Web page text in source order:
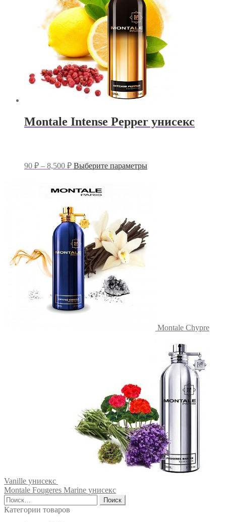
выбрать
странице
товара.
Montale Intense Pepper унисекс
90 ₽ – 8,500 ₽Диапазон
–
Выберите параметрыЭтот
на
Montale Chypre
Vanille унисекс
Montale Fougeres Marine унисекс
Найти:
Категории товаров